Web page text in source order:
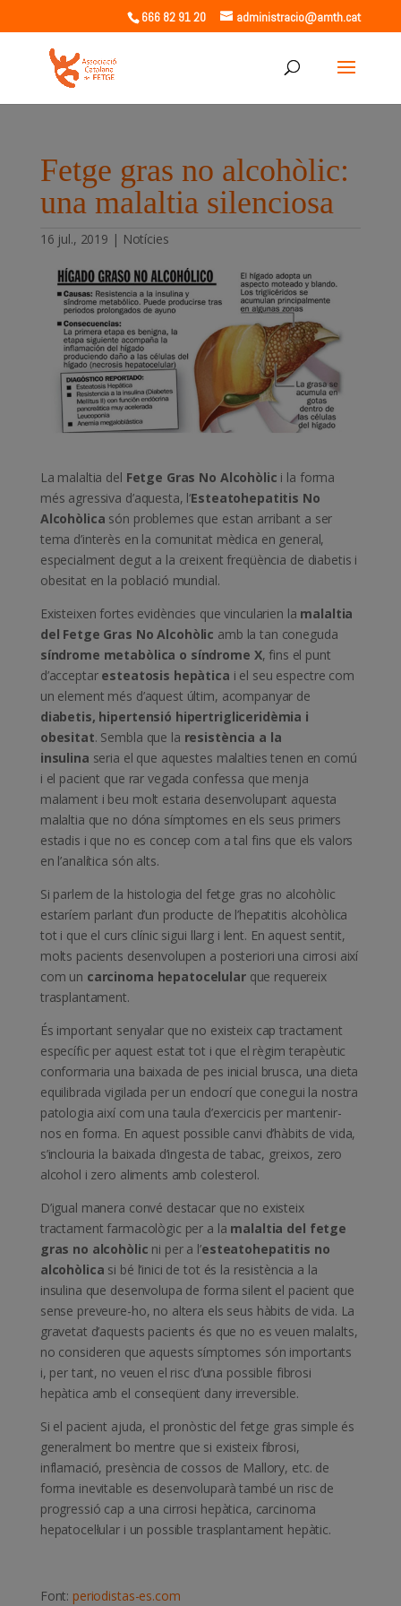
666 82 91 20 administracio@amth.cat
Fetge gras no alcohòlic:
una malaltia silenciosa
16 jul., 2019 | Notícies
La malaltia del Fetge Gras No Alcohòlic i la forma
més agressiva d’aquesta, l‘Esteatohepatitis No
Alcohòlica són problemes que estan arribant a ser
tema d’interès en la comunitat mèdica en general,
especialment degut a la creixent freqüència de diabetis i
obesitat en la població mundial.
Existeixen fortes evidències que vincularien la malaltia
del Fetge Gras No Alcohòlic amb la tan coneguda
síndrome metabòlica o síndrome X, fins el punt
d’acceptar esteatosis hepàtica i el seu espectre com
un element més d’aquest últim, acompanyar de
diabetis, hipertensió hipertrigliceridèmia i
obesitat. Sembla que la resistència a la
insulina seria el que aquestes malalties tenen en comú
i el pacient que rar vegada confessa que menja
malament i beu molt estaria desenvolupant aquesta
malaltia que no dóna símptomes en els seus primers
estadis i que no es concep com a tal fins que els valors
en l’analítica són alts.
Si parlem de la histologia del fetge gras no alcohòlic
estaríem parlant d’un producte de l’hepatitis alcohòlica
tot i que el curs clínic sigui llarg i lent. En aquest sentit,
molts pacients desenvolupen a posteriori una cirrosi així
com un carcinoma hepatocelularque requereix
trasplantament.
És important senyalar que no existeix cap tractament
específic per aquest estat tot i que el règim terapèutic
conformaria una baixada de pes inicial brusca, una dieta
equilibrada vigilada per un endocrí que conegui la nostra
patologia així com una taula d’exercicis per mantenir-
nos en forma. En aquest possible canvi d’hàbits de vida,
s’inclouria la baixada d’ingesta de tabac, greixos, zero
alcohol i zero aliments amb colesterol.
D’igual manera convé destacar que no existeix
tractament farmacològic per a la malaltia del fetge
gras no alcohòlic ni per a l’esteatohepatitis no
alcohòlica si bé l’inici de tot és la resistència a la
insulina que desenvolupa de forma silent el pacient que
sense preveure-ho, no altera els seus hàbits de vida. La
gravetat d’aquests pacients és que no es veuen malalts,
no consideren que aquests símptomes són importants
i, per tant, no veuen el risc d’una possible fibrosi
hepàtica amb el conseqüent dany irreversible.
Si el pacient ajuda, el pronòstic del fetge gras simple és
generalment bo mentre que si existeix fibrosi,
inflamació, presència de cossos de Mallory, etc. de
forma inevitable es desenvoluparà també un risc de
progressió cap a una cirrosi hepàtica, carcinoma
hepatocel·lular i un possible trasplantament hepàtic.
Font: periodistas-es.com